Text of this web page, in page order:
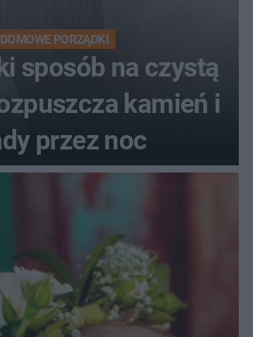
DOMOWE PORZĄDKI
sposób na czystą
kamień i
przez noc